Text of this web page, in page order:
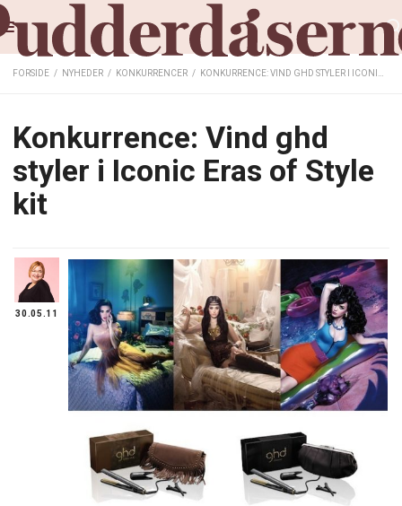
FORSIDE / NYHEDER / KONKURRENCER / KONKURRENCE: VIND GHD STYLER I ICONIC ERAS OF STYLE KIT
Konkurrence: Vind ghd
styler i Iconic Eras of Style
kit
30.05.11